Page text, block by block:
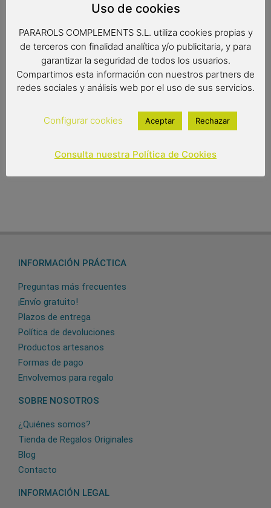
hucha incluidos. Un original y completo elemento de
escoge la que más te guste.
Medidas:
20x11x14 cms
17,00€
Out of stock
INFORMACIÓN PRÁCTICA
Preguntas más frecuentes
¡Envío gratuito!
Plazos de entrega
Política de devoluciones
Productos artesanos
Formas de pago
Envolvemos para regalo
SOBRE NOSOTROS
¿Quiénes somos?
Tienda de Regalos Originales
Blog
Contacto
INFORMACIÓN LEGAL
Uso de cookies
PARAROLS COMPLEMENTS S.L. utiliza cookies propias y
de terceros con finalidad analítica y/o publicitaria, y para
garantizar la seguridad de todos los usuarios.
Compartimos esta información con nuestros partners de
redes sociales y análisis web por el uso de sus servicios.
Configurar cookies Aceptar Rechazar
Consulta nuestra Política de Cookies